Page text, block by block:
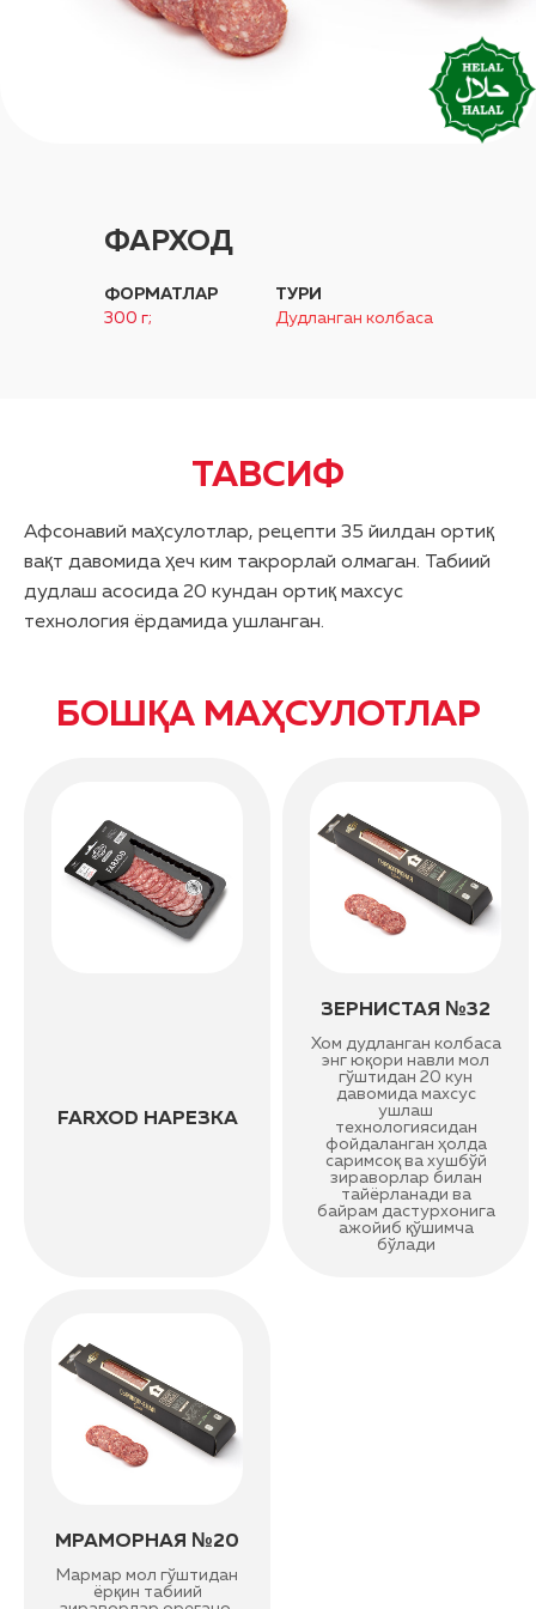
ФАРХОД
ФОРМАТЛАР
300 г;
ТУРИ
Дудланган колбаса
ТАВСИФ
Афсонавий маҳсулотлар, рецепти 35 йилдан ортиқ
вақт давомида ҳеч ким такрорлай олмаган. Табиий
дудлаш асосида 20 кундан ортиқ махсус
технология ёрдамида ушланган.
БОШҚА МАҲСУЛОТЛАР
FARXOD НАРЕЗКА
ЗЕРНИСТАЯ №32
Хом дудланган колбаса
энг юқори навли мол
гўштидан 20 кун
давомида махсус
ушлаш
технологиясидан
фойдаланган ҳолда
саримсоқ ва хушбўй
зираворлар билан
тайёрланади ва
байрам дастурхонига
ажойиб қўшимча
бўлади
МРАМОРНАЯ №20
Мармар мол гўштидан
ёрқин табиий